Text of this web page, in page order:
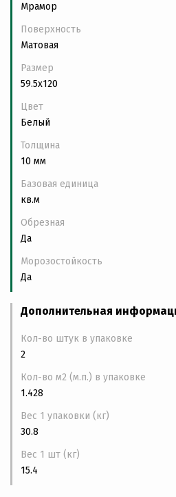
Мрамор
Поверхность
Матовая
Размер
59.5x120
Цвет
Белый
Толщина
10 мм
Базовая единица
кв.м
Обрезная
Да
Морозостойкость
Да
Дополнительная
Кол-во штук в упаковке
2
Кол-во м2 (м.п.) в упаковке
1.428
Вес 1 упаковки (кг)
30.8
Вес 1 шт (кг)
15.4